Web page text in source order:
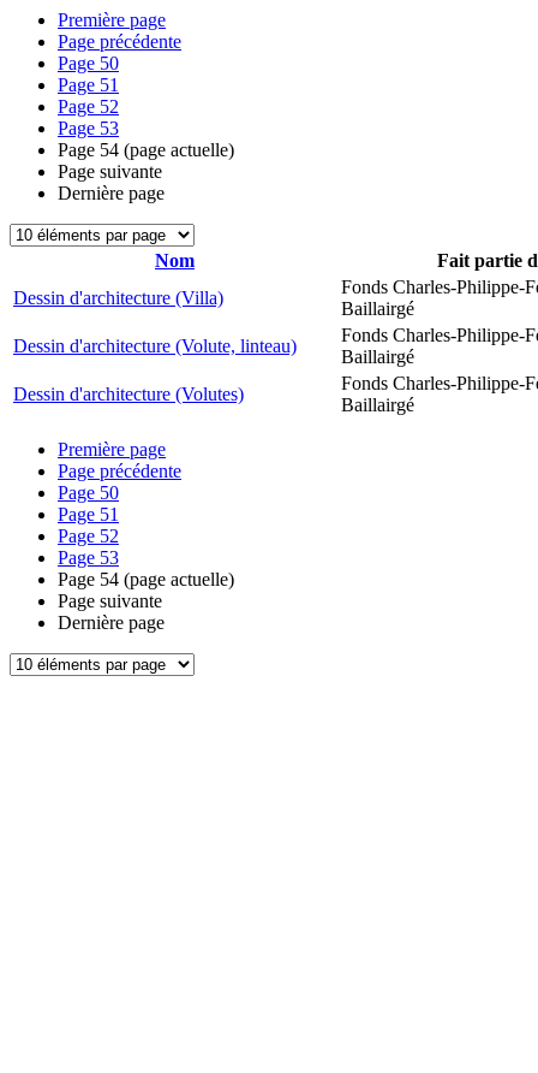
Première page
Page précédente
Page 50
Page 51
Page 52
Page 53
Page 54 (page actuelle)
Page suivante
Dernière page
Nom
Fait partie
Dessin d'architecture (Villa)
Fonds Charles-Philippe-
Baillairgé
Dessin d'architecture (Volute, linteau)
Fonds Charles-Philippe-
Baillairgé
Dessin d'architecture (Volutes)
Fonds Charles-Philippe-
Baillairgé
Première page
Page précédente
Page 50
Page 51
Page 52
Page 53
Page 54 (page actuelle)
Page suivante
Dernière page